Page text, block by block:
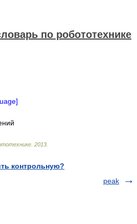
по робототехнике
2013
контрольную?
peak